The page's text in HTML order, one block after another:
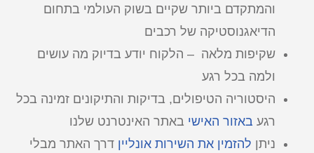
והמתקדם ביותר שקיים בשוק העולמי בתחום
הדיאגנוסטיקה של רכבים
שקיפות מלאה – הלקוח יודע בדיוק מה עושים
ולמה בכל רגע
היסטוריה הטיפולים, בדיקות והתיקונים זמינה בכל
רגע באזור האישי באתר האינטרנט שלנו
ניתן להזמין את השירות אונליין דרך האתר מבלי